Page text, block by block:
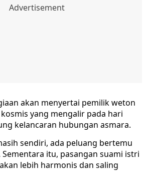
akan menyertai pemilik weton
yang mengalir pada hari
kelancaran hubungan asmara.
sendiri, ada peluang bertemu
itu, pasangan suami istri
lebih harmonis dan saling